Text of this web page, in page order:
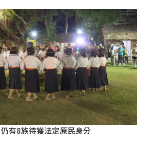
有8族待獲法定原民身分